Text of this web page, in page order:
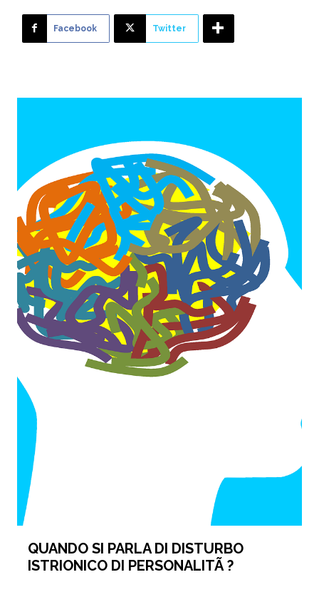
Facebook Twitter
QUANDO SI PARLA DI DISTURBO
ISTRIONICO DI PERSONALITÃ ?